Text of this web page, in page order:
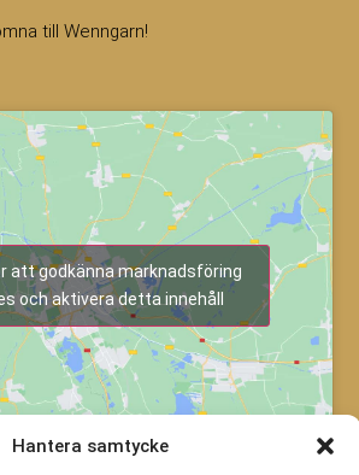
Hantera samtycke
till Wenngarn!
att godkänna marknadsföring
och aktivera detta innehåll